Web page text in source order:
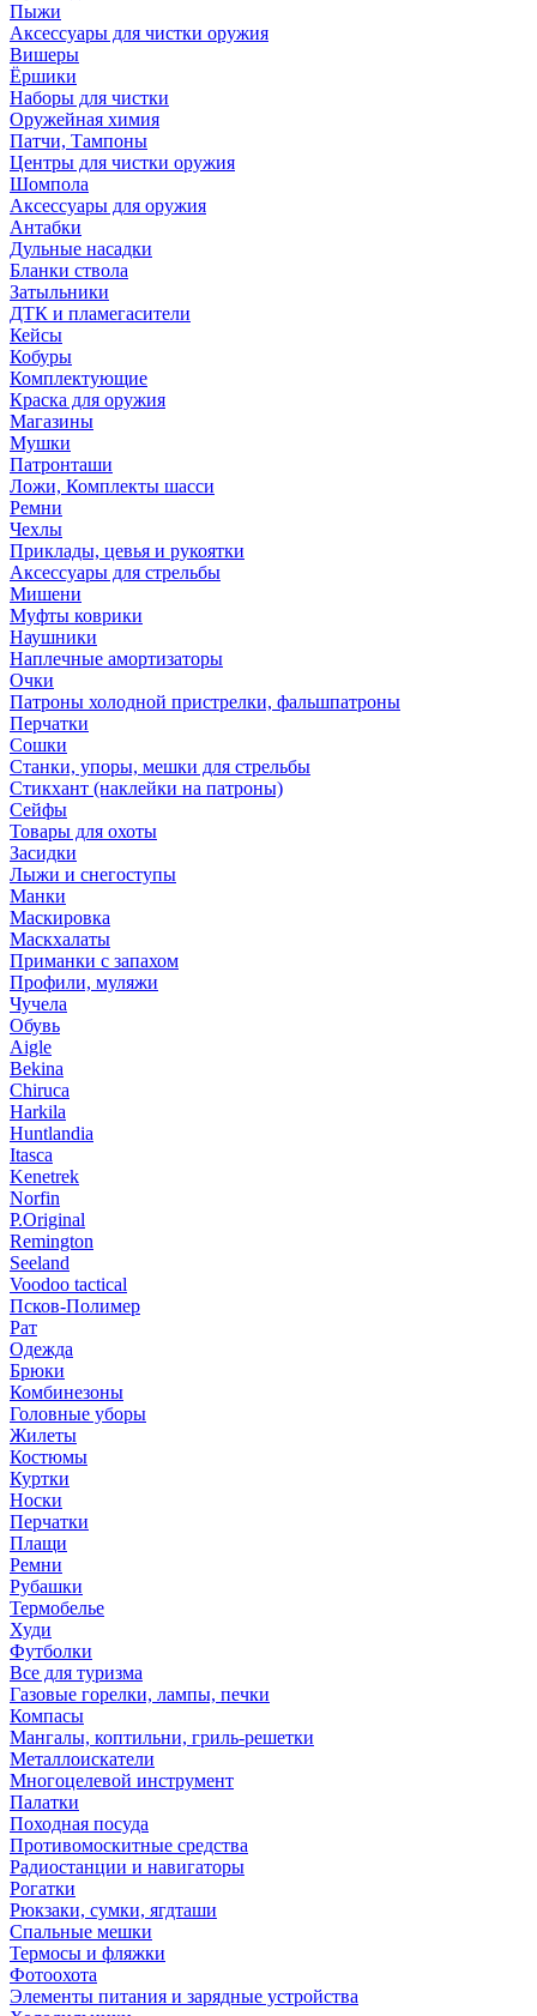
Пыжи
Аксессуары для чистки оружия
Вишеры
Ёршики
Наборы для чистки
Оружейная химия
Патчи, Тампоны
Центры для чистки оружия
Шомпола
Аксессуары для оружия
Антабки
Дульные насадки
Бланки ствола
Затыльники
ДТК и пламегасители
Кейсы
Кобуры
Комплектующие
Краска для оружия
Магазины
Мушки
Патронташи
Ложи, Комплекты шасси
Ремни
Чехлы
Приклады, цевья и рукоятки
Аксессуары для стрельбы
Мишени
Муфты коврики
Наушники
Наплечные амортизаторы
Очки
Патроны холодной пристрелки, фальшпатроны
Перчатки
Сошки
Станки, упоры, мешки для стрельбы
Стикхант (наклейки на патроны)
Сейфы
Товары для охоты
Засидки
Лыжи и снегоступы
Манки
Маскировка
Маскхалаты
Приманки с запахом
Профили, муляжи
Чучела
Обувь
Aigle
Bekina
Chiruсa
Harkila
Huntlandia
Itasca
Kenetrek
Norfin
P.Original
Remington
Seeland
Voodoo tactical
Псков-Полимер
Рат
Одежда
Брюки
Комбинезоны
Головные уборы
Жилеты
Костюмы
Куртки
Носки
Перчатки
Плащи
Ремни
Рубашки
Термобелье
Худи
Футболки
Все для туризма
Газовые горелки, лампы, печки
Компасы
Мангалы, коптильни, гриль-решетки
Металлоискатели
Многоцелевой инструмент
Палатки
Походная посуда
Противомоскитные средства
Радиостанции и навигаторы
Рогатки
Рюкзаки, сумки, ягдташи
Спальные мешки
Термосы и фляжки
Фотоохота
Элементы питания и зарядные устройства